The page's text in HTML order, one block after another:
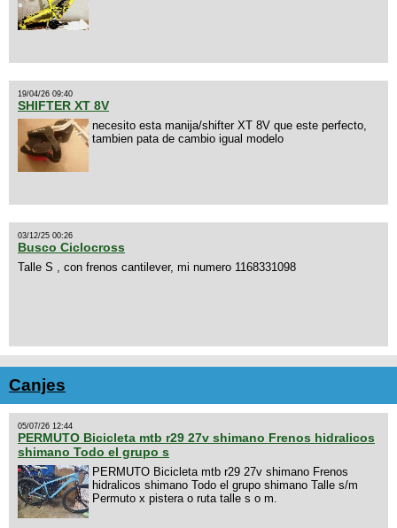
19/04/26 09:40
SHIFTER XT 8V
necesito esta manija/shifter XT 8V que este perfecto,
tambien pata de cambio igual modelo
03/12/25 00:26
Busco Ciclocross
Talle S , con frenos cantilever, mi numero 1168331098
Canjes
05/07/26 12:44
PERMUTO Bicicleta mtb r29 27v shimano Frenos hidralicos
shimano Todo el grupo s
PERMUTO Bicicleta mtb r29 27v shimano Frenos
hidralicos shimano Todo el grupo shimano Talle s/m
Permuto x pistera o ruta talle s o m.